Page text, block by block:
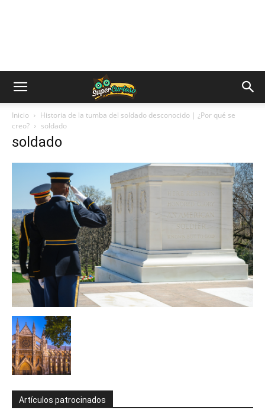
Inicio
Historia de la tumba del soldado desconocido | ¿Por qué se
creo?
soldado
soldado
Artículos patrocinados